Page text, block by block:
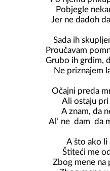
Pobjegle
Jer ne dadoh
Sada ih
Proučavam
Grubo ih grdim,
Ne priznajem
Očajni preda
Ali ostaju
A znam, da
Al’ ne  dam  da
A što ako li
Štiteći me
Zbog mene na